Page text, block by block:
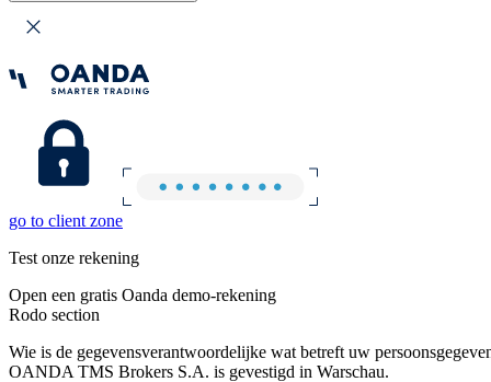
go to client zone
Test onze rekening
Open een gratis Oanda demo-rekening
Rodo section
Wie is de gegevensverantwoordelijke wat betreft uw
OANDA TMS Brokers S.A. is gevestigd in Warschau.